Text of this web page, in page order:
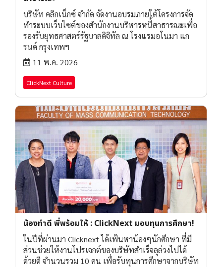
บริษัท คลิกเน็กซ์ จำกัด จัดงานอบรมภายใต้โครงการจัด
ทำระบบเว็บไซต์ของสำนักงานบริหารหนี้สาธารณะเพื่อ
รองรับยุทธศาสตร์รัฐบาลดิจิทัล ณ โรงแรมอโนมา แก
รนด์ กรุงเทพฯ
11 พ.ค. 2026
ClickNext Culture
น้องทำดี พี่พร้อมให้ : ClickNext มอบทุนการศึกษา!
ในปีที่ผ่านมา Clicknext ได้เฟ้นหาน้องๆนักศึกษา ที่มี
ส่วนช่วยให้งานโปรเจกต์ของบริษัทสำเร็จลุล่วงไปได้
ด้วยดี จำนวนรวม 10 คน เพื่อรับทุนการศึกษาจากบริษัท